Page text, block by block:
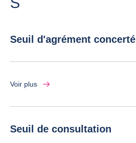
Seuil d'agrément concerté
Voir plus
Seuil de consultation